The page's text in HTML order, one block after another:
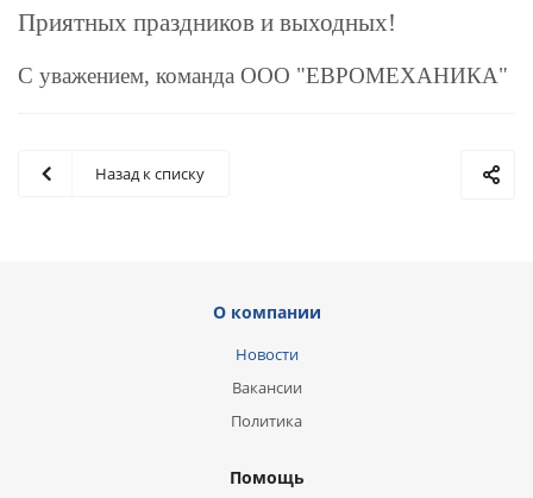
Приятных праздников и выходных!
С уважением, команда ООО "ЕВРОМЕХАНИКА"
Назад к списку
О компании
Новости
Вакансии
Политика
Помощь